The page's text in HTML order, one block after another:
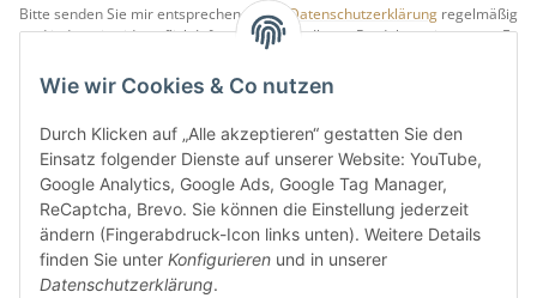
Wie wir Cookies & Co nutzen
Durch Klicken auf „Alle akzeptieren“ gestatten Sie den
Einsatz folgender Dienste auf unserer Website: YouTube,
Google Analytics, Google Ads, Google Tag Manager,
ReCaptcha, Brevo. Sie können die Einstellung jederzeit
ändern (Fingerabdruck-Icon links unten). Weitere Details
finden Sie unter Konfigurieren und in unserer
Datenschutzerklärung.
Bitte senden Sie mir entsprechend IhrerDatenschutzerklärung regelmäßig
und jederzeit widerruflich Informationen zu Ihrem Produktsortiment per E-
Mail zu.
5 €
Für Ihren nächsten Einkauf in unserem WOODResin-Shop.
Den Gutschein erhalten Sie per Email nach der erfolgreichen
Bestätigung Ihrer Email-Adresse.